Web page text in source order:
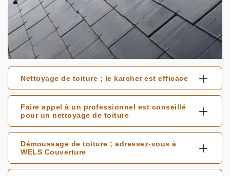
Nettoyage de toiture ; le karcher est efficace
Faire appel à un professionnel est conseillé
pour un nettoyage de toiture
Démoussage de toiture ; adressez-vous à
WELS Couverture